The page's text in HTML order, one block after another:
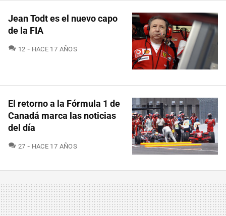
Jean Todt es el nuevo capo
de la FIA
12 COMENTARIOS
HACE 17 AÑOS
El retorno a la Fórmula 1 de
Canadá marca las noticias
del día
27 COMENTARIOS
HACE 17 AÑOS